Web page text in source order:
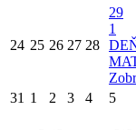
24 25 26 27 28
29
1
31 1 2 3 4 5